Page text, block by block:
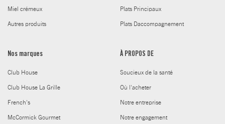
Miel crémeux
Autres produits
Plats Principaux
Plats Daccompagnement
Nos marques
Club House
Club House La Grille
French's
McCormick Gourmet
À PROPOS DE
Soucieux de la santé
Où l'acheter
Notre entreprise
Notre engagement